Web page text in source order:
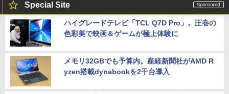
Special Site
ハイグレードテレビ「TCL Q7D Pro」。圧巻の
色彩美で映画＆ゲームが極上体験に
メモリ32GBでも予算内。産経新聞社がAMD R
yzen搭載dynabookを2千台導入